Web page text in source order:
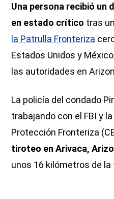
Una persona recibió un
en estado crítico tras un
la Patrulla Fronteriza
Estados Unidos y
las autoridades en
La policía del condado
trabajando con el FBI y
Protección Fronteriza
tiroteo en Arivaca,
unos 16 kilómetros de la